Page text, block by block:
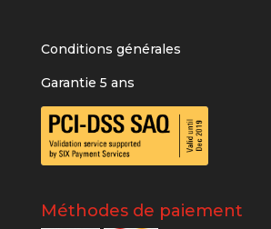
Conditions générales
Garantie 5 ans
Méthodes de paiement